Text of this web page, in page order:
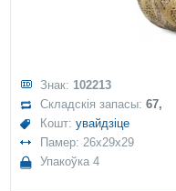
Знак: 102213
Складскія запасы:67,
Кошт:увайдзіце
Памер: 26x29x29
Упакоўка 4